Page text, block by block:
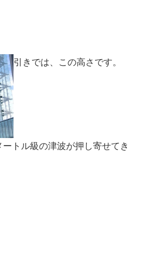
引きでは、この高さです。
トル級の津波が押し寄せてき